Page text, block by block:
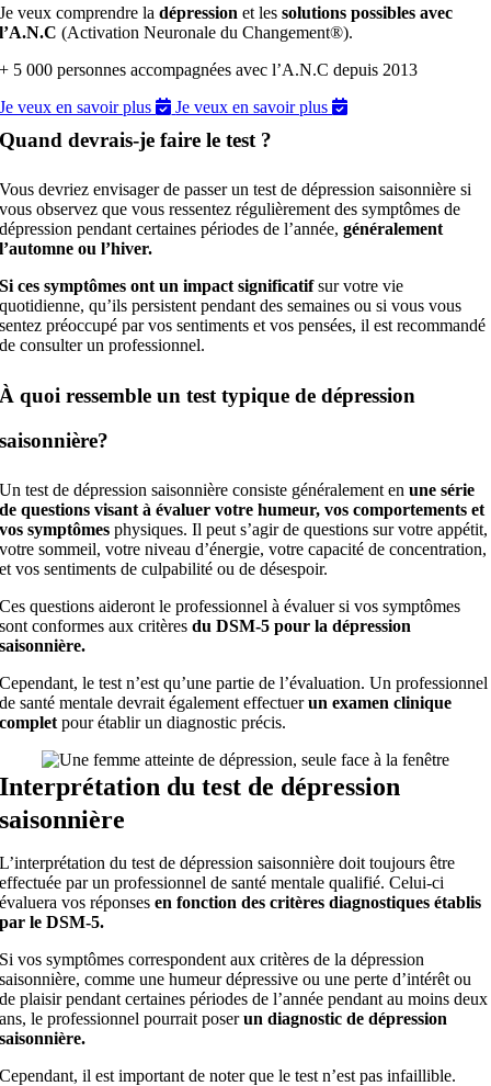
Je veux comprendre ladépression et lessolutions possibles avec
l’A.N.C (Activation Neuronale du Changement®).
+ 5 000 personnes accompagnées avec l’A.N.C depuis 2013
Je veux en savoir plus
Je veux en savoir plus
Quand devrais-je faire le test ?
Vous devriez envisager de passer un test de dépression saisonnière si
vous observez que vous ressentez régulièrement des symptômes de
dépression pendant certaines périodes de l’année,généralement
l’automne ou l’hiver.
Si ces symptômes ont un impact significatifsur votre vie
quotidienne, qu’ils persistent pendant des semaines ou si vous vous
sentez préoccupé par vos sentiments et vos pensées, il est recommandé
de consulter un professionnel.
À quoi ressemble un test typique de dépression
saisonnière?
Un test de dépression saisonnière consiste généralement enunesérie
de questions visant à évaluer votre humeur, vos comportements et
vos symptômesphysiques. Il peut s’agir de questions sur votre appétit,
votre sommeil, votre niveau d’énergie, votre capacité de concentration,
et vos sentiments de culpabilité ou de désespoir.
Ces questions aideront le professionnel à évaluer si vos symptômes
sont conformes aux critèresdu DSM-5 pour la dépression
saisonnière.
Cependant, le test n’est qu’une partie de l’évaluation. Un professionnel
de santé mentale devrait également effectuerun examen clinique
complet pour établir un diagnostic précis.
Interprétation du test de dépression
saisonnière
L’interprétation du test de dépression saisonnière doit toujours être
effectuée par un professionnel de santé mentale qualifié. Celui-ci
évaluera vos réponsesen fonction des critères diagnostiques établis
par le DSM-5.
Si vos symptômes correspondent aux critères de la dépression
saisonnière, comme une humeur dépressive ou une perte d’intérêt ou
de plaisir pendant certaines périodes de l’année pendant au moins deux
ans, le professionnel pourrait poserun diagnostic de dépression
saisonnière.
Cependant, il est important de noter que le test n’est pas infaillible.